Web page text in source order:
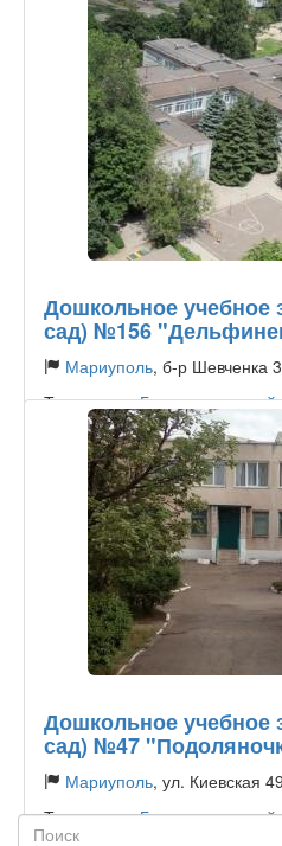
Дошкольное учебное
сад) №156
Мариуполь, б-р Шевченка
Тип садика:Государственный
Дошкольное учебное
сад) №47
Мариуполь, ул. Киевская 49
Тип садика:Государственный
Поиск